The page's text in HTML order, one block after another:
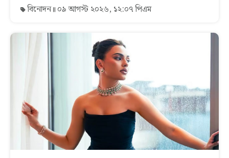
বিনোদন ০৯ আগস্ট ২০২৬, ১২:০৭ পিএম